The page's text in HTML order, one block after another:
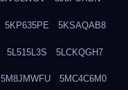
5KP635PE 5KSAQAB8
5L515L3S 5LCKQGH7
5M8JMWFU 5MC4C6M0